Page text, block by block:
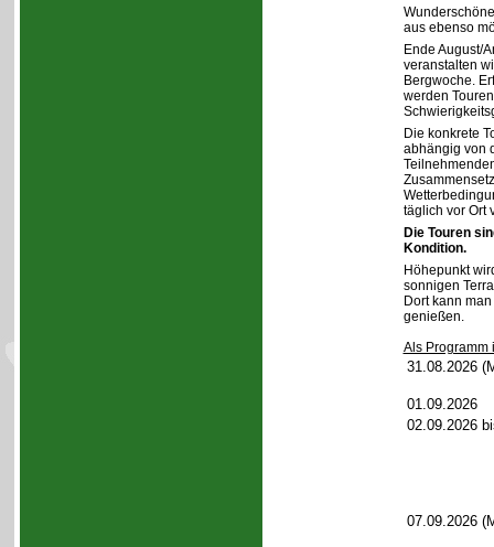
aus ebenso
Ende August/
veranstalten
Bergwoche.
werden
Die konkrete
abhängig von
täglich vor Ort
Die Touren
Kondition.
Höhepunkt
sonnigen
Dort kann
genießen.
Als Programm
31.08.2026
01.09.2026
02.09.2026
07.09.2026